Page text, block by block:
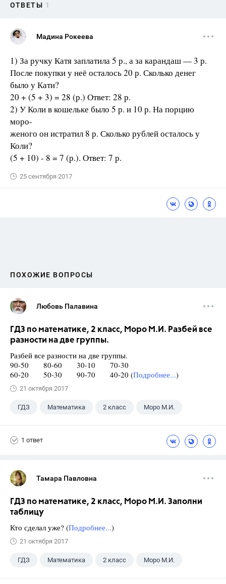
ОТВЕТЫ 1
Мадина Рокеева
1) За ручку Катя заплатила 5 р., а за карандаш — 3 р.
После покупки у неё осталось 20 р. Сколько денег
было у Кати?
20 + (5 + 3) = 28 (р.) Ответ: 28 р.
2) У Коли в кошельке было 5 р. и 10 р. На порцию
моро-
женого он истратил 8 р. Сколько рублей осталось у
Коли?
(5 + 10) - 8 = 7 (р.). Ответ: 7 р.
25 сентября 2017
ПОХОЖИЕ ВОПРОСЫ
Любовь Палавина
ГДЗ по математике, 2 класс, Моро М.И. Разбей все
разности на две группы.
Разбей все разности на две группы.
90-50 80-60 30-10 70-30
60-20 50-30 90-70 40-20 (Подробнее...)
21 октября 2017
ГДЗ Математика 2 класс Моро М.И.
1 ответ
Тамара Павловна
ГДЗ по математике, 2 класс, Моро М.И. Заполни
таблицу
Кто сделал уже? (Подробнее...)
21 октября 2017
ГДЗ Математика 2 класс Моро М.И.